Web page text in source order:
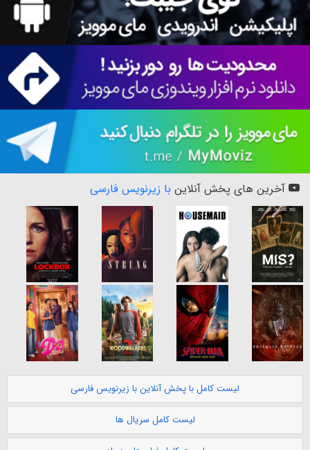
آخرین های پخش آنلاین با زیرنویس فارسی
لیست کامل با پخش آنلاین با زیرنویس فارسی
لیست کامل سریال ها